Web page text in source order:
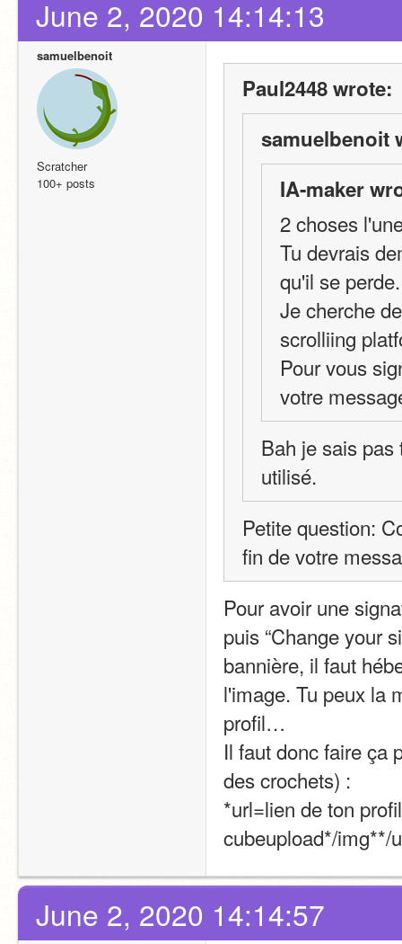
June 2, 2020 14:14:13
samuelbenoit
Scratcher
100+ posts
Paul2448 wrote:
samuelbenoit
IA-maker
2 choses
Tu devrais
qu'il se perde.
Je cherche
scrolliing
Pour vous
votre
Bah je sais
utilisé.
Petite question:
fin de votre
Pour avoir une
puis “Change your
bannière, il faut
l'image. Tu peux la
profil…
Il faut donc faire ça
des crochets) :
*url=lien de ton
cubeupload*/img**/
June 2, 2020 14:14:57